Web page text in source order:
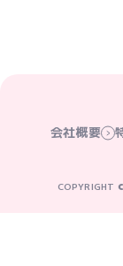
会社概要